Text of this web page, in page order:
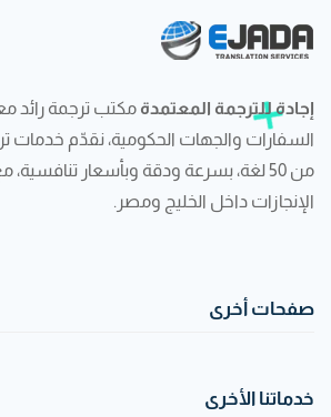
إجادة للترجمة المعتمدة مكتب ترجمة رائد
السفارات والجهات الحكومية، نقدّم خدمات
من 50 لغة، بسرعة ودقة وبأسعار
الإنجازات داخل الخليج ومصر.
صفحات أخرى
خدماتنا الأخرى